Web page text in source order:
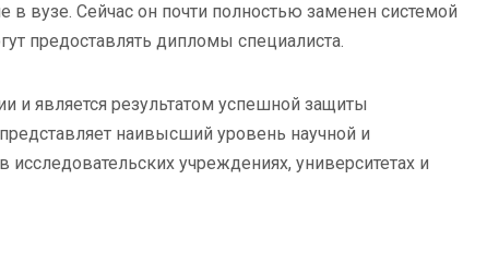
в вузе. Сейчас он почти полностью заменен системой
предоставлять дипломы специалиста.
и является результатом успешной защиты
наивысший уровень научной и
учреждениях, университетах и